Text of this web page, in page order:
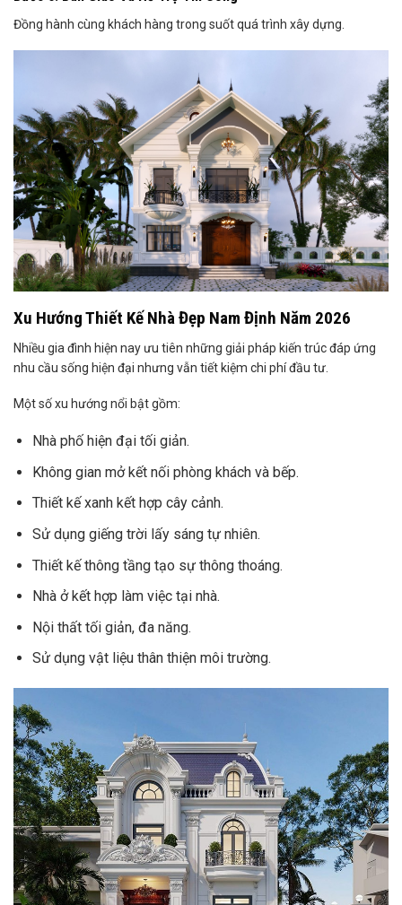
Đồng hành cùng khách hàng trong suốt quá trình xây dựng.
Xu Hướng Thiết Kế Nhà Đẹp Nam Định Năm 2026
Nhiều gia đình hiện nay ưu tiên những giải pháp kiến trúc đáp ứng
nhu cầu sống hiện đại nhưng vẫn tiết kiệm chi phí đầu tư.
Một số xu hướng nổi bật gồm:
Nhà phố hiện đại tối giản.
Không gian mở kết nối phòng khách và bếp.
Thiết kế xanh kết hợp cây cảnh.
Sử dụng giếng trời lấy sáng tự nhiên.
Thiết kế thông tầng tạo sự thông thoáng.
Nhà ở kết hợp làm việc tại nhà.
Nội thất tối giản, đa năng.
Sử dụng vật liệu thân thiện môi trường.